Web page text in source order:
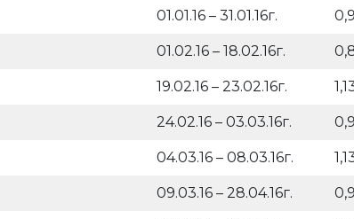
01.01.16 – 31.01.16г.
01.02.16 – 18.02.16г.
19.02.16 – 23.02.16г.
24.02.16 – 03.03.16г.
04.03.16 – 08.03.16г.
09.03.16 – 28.04.16г.